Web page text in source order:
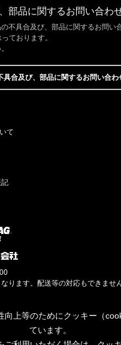
部品に関するお問い合わ
不具合及び、部品に関するお問い
ております。
具合及び、部品に関するお問い合わ
て
ります。配送等の対応もできませ
向上等のためにクッキー（
ています。